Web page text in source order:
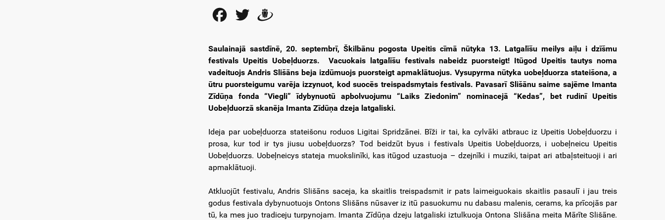
FacebookTwitter
Saulainajā sastdīnē, 20. septembrī, Škilbānu pogosta Upeitis cīmā nūtyka 13. Latgalīšu meilys aiļu i dzīšmu
festivals Upeitis Uobeļduorzs. Vacuokais latgalīšu festivals nabeidz puorsteigt! Itūgod Upeitis tautys noma
vadeituojs Andris Slišāns beja izdūmuojs puorsteigt apmaklātuojus. Vysupyrma nūtyka uobeļduorza stateišona, a
ūtru puorsteigumu varēja izzynuot, kod suocēs treispadsmytais festivals. Pavasarī Slišānu saime sajēme Imanta
Zīdūņa fonda “Viegli” īdybynuotū apbolvuojumu “Laiks Ziedonim” nominacejā “Kedas”, bet rudinī Upeitis
Uobeļduorzā skanēja Imanta Zīdūņa dzeja latgaliski.
Ideja par uobeļduorza stateišonu roduos Ligitai Spridzānei. Bīži ir tai, ka cylvāki atbrauc iz Upeitis Uobeļduorzu i
prosa, kur tod ir tys jiusu uobeļduorzs? Tod beidzūt byus i festivals Upeitis Uobeļduorzs, i uobeļneicu Upeitis
Uobeļduorzs. Uobeļneicys stateja muokslinīki, kas itūgod uzastuoja – dzejnīki i muziki, taipat ari atbaļsteituoji i ari
apmaklātuoji.
Atkluojūt festivalu, Andris Slišāns saceja, ka skaitlis treispadsmit ir pats laimeiguokais skaitlis pasaulī i jau treis
godus festivala dybynuotuojs Ontons Slišāns nūsaver iz itū pasuokumu nu dabasu malenis, cerams, ka prīcojās par
tū, ka mes juo tradiceju turpynojam. Imanta Zīdūņa dzeju latgaliski iztulkuoja Ontona Slišāna meita Mārīte Slišāne.